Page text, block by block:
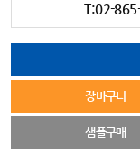
T:02-
장바구니
샘플구매